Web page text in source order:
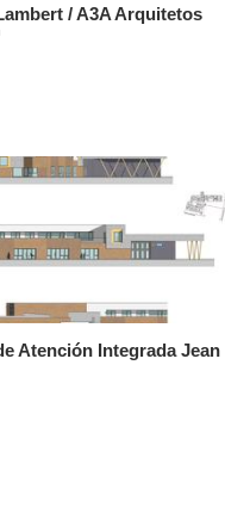
/ A3A Arquitetos
Atención Integrada Jean